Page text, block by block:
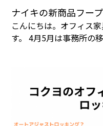
ナイキの新商品フー
こんにちは。オフィス
す。 4月5月は事務所の